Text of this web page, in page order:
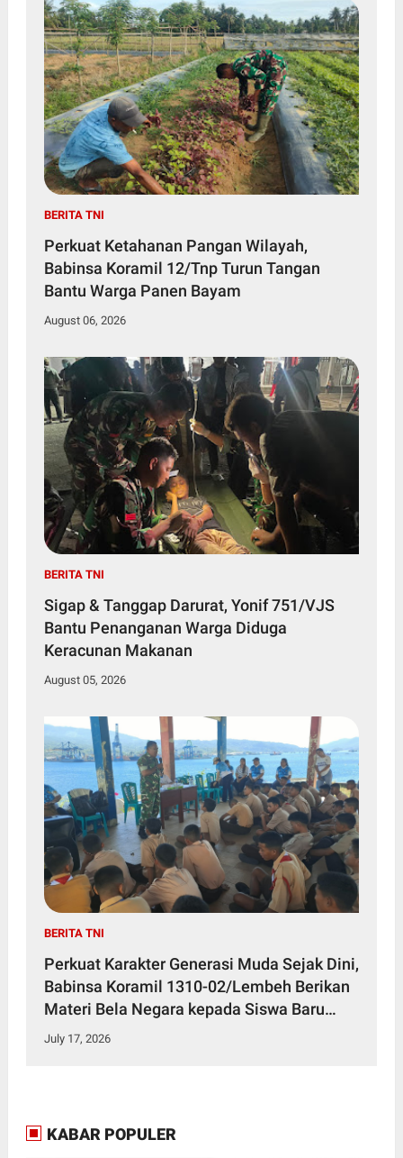
BERITA TNI
Perkuat Ketahanan Pangan Wilayah,
Babinsa Koramil 12/Tnp Turun Tangan
Bantu Warga Panen Bayam
August 06, 2026
BERITA TNI
Sigap & Tanggap Darurat, Yonif 751/VJS
Bantu Penanganan Warga Diduga
Keracunan Makanan
August 05, 2026
BERITA TNI
Perkuat Karakter Generasi Muda Sejak Dini,
Babinsa Koramil 1310-02/Lembeh Berikan
Materi Bela Negara kepada Siswa Baru
SMKN 3 Bitung dalam Kegiatan MPLS
July 17, 2026
KABAR POPULER